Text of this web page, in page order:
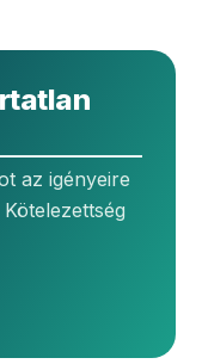
az igényeire